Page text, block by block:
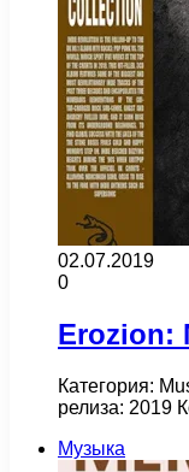
02.07.2019
0
Erozion:
Категория:
релиза: 2019
Музыка